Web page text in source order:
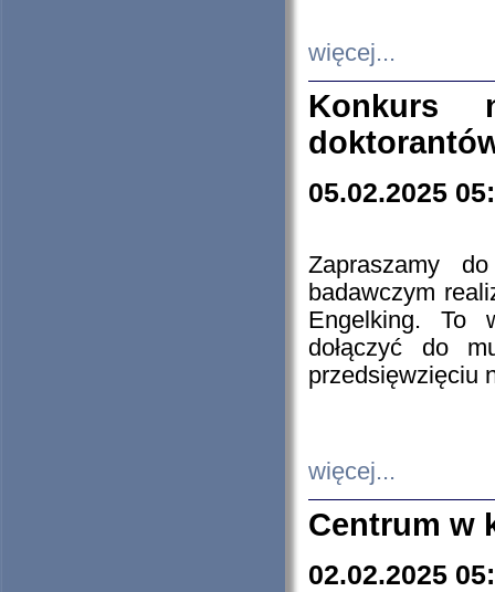
więcej...
Konkurs
05.02.2025
Zapraszamy
badawczym
Engelking. To
dołączyć do
przedsięwzięciu
więcej...
Centrum w
02.02.2025